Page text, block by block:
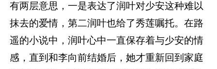
有两层意思，一是表达了润叶对少安这种难以
抹去的爱情，第二润叶也给了秀莲嘱托。在路
遥的小说中，润叶心中一直保存着与少安的情
感，直到和李向前结婚后，她才重新回到家庭